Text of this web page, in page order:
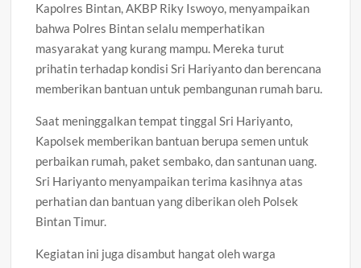
Kapolres Bintan, AKBP Riky Iswoyo, menyampaikan
bahwa Polres Bintan selalu memperhatikan
masyarakat yang kurang mampu. Mereka turut
prihatin terhadap kondisi Sri Hariyanto dan berencana
memberikan bantuan untuk pembangunan rumah baru.
Saat meninggalkan tempat tinggal Sri Hariyanto,
Kapolsek memberikan bantuan berupa semen untuk
perbaikan rumah, paket sembako, dan santunan uang.
Sri Hariyanto menyampaikan terima kasihnya atas
perhatian dan bantuan yang diberikan oleh Polsek
Bintan Timur.
Kegiatan ini juga disambut hangat oleh warga